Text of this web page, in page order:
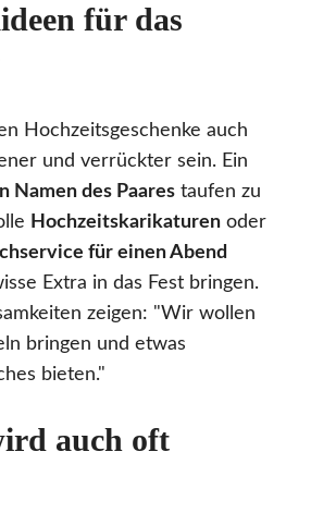
für das
Hochzeitsgeschenke auch
und verrückter sein. Ein
Namen des Paares taufen zu
Hochzeitskarikaturen oder
für einen Abend
Extra in das Fest bringen.
zeigen: "Wir wollen
bringen und etwas
bieten."
auch oft